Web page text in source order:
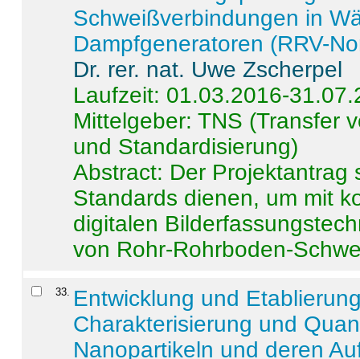
Schweißverbindungen in
Dampfgeneratoren (RRV-
Dr. rer. nat. Uwe Zscherpel
Laufzeit: 01.03.2016-
Mittelgeber: TNS (Transfer
und Standardisierung)
Abstract: Der Projektantrag
Standards dienen, um mit
digitalen
von Rohr-Rohrboden-
33. Entwicklung und
Charakterisierung und
Nanopartikeln und deren